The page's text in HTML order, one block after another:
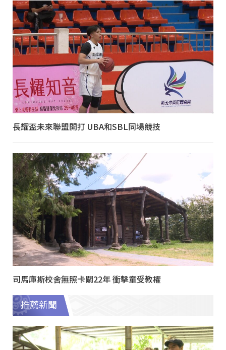
長耀盃未來聯盟開打 UBA和SBL同場競技
司馬庫斯校舍無照卡關22年 衝擊童受教權
推薦新聞